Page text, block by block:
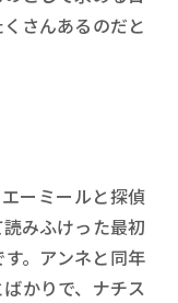
さんあるのだと
ーミールと探偵
みふけった最初
。アンネと同年
かりで、ナチス